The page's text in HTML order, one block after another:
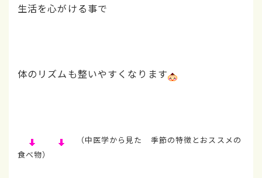
生活を心がける事で
体のリズムも整いやすくなります
（中医学から見た 季節の特徴とおススメの
食べ物）